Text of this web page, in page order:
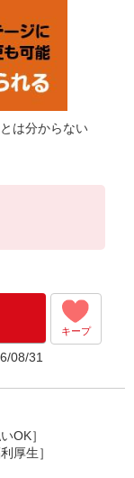
は分からない
キープ
08/31
OK］
厚生］